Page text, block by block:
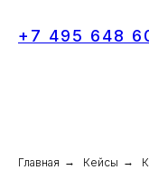
+7 495 648
Главная → Кейсы →